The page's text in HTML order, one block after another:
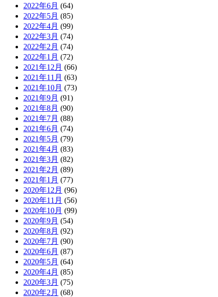
2022年6月 (64)
2022年5月 (85)
2022年4月 (99)
2022年3月 (74)
2022年2月 (74)
2022年1月 (72)
2021年12月 (66)
2021年11月 (63)
2021年10月 (73)
2021年9月 (91)
2021年8月 (90)
2021年7月 (88)
2021年6月 (74)
2021年5月 (79)
2021年4月 (83)
2021年3月 (82)
2021年2月 (89)
2021年1月 (77)
2020年12月 (96)
2020年11月 (56)
2020年10月 (99)
2020年9月 (54)
2020年8月 (92)
2020年7月 (90)
2020年6月 (87)
2020年5月 (64)
2020年4月 (85)
2020年3月 (75)
2020年2月 (68)